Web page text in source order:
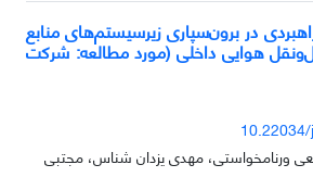
در برون‌سپاری زیرسیستم‌های منابع
هوایی داخلی (مورد مطالعه: شرکت
ورنامخواستی، مهدی یزدان شناس، مجتبی